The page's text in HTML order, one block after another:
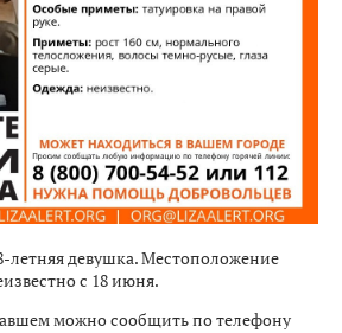
летняя девушка. Местоположение
с 18 июня.
можно сообщить по телефону